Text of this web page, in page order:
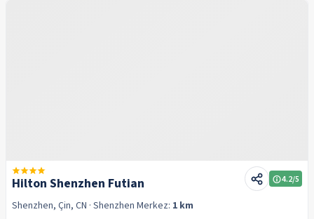
Hilton Shenzhen Futian 4.2/5
Shenzhen, Çin, CN · Shenzhen Merkez: 1 km